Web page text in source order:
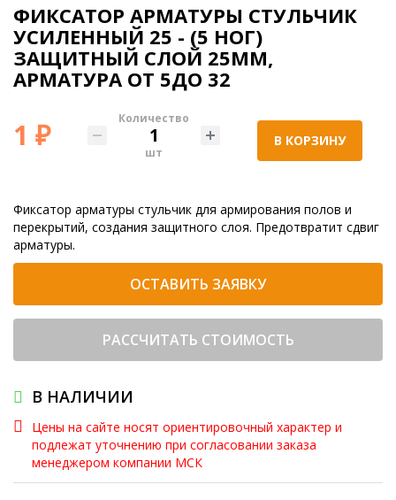
ФИКСАТОР АРМАТУРЫ СТУЛЬЧИК
УСИЛЕННЫЙ 25 - (5 НОГ)
ЗАЩИТНЫЙ СЛОЙ 25ММ,
АРМАТУРА ОТ 5ДО 32
1 ₽ Количество
шт
В КОРЗИНУ
Фиксатор арматуры стульчик для армирования полов и
перекрытий, создания защитного слоя. Предотвратит сдвиг
арматуры.
ОСТАВИТЬ ЗАЯВКУ
РАССЧИТАТЬ СТОИМОСТЬ
В НАЛИЧИИ
Цены на сайте носят ориентировочный характер и
подлежат уточнению при согласовании заказа
менеджером компании МСК